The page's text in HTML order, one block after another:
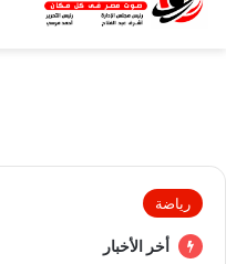
رياضة
أخر الأخبار